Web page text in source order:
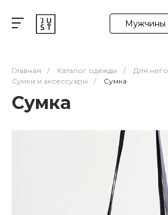
Мужчины
Главная / Каталог одежды / Для него
Сумки и аксессуары
/ Cумка
Cумка